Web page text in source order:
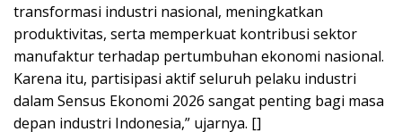
transformasi industri nasional, meningkatkan
produktivitas, serta memperkuat kontribusi sektor
manufaktur terhadap pertumbuhan ekonomi nasional.
Karena itu, partisipasi aktif seluruh pelaku industri
dalam Sensus Ekonomi 2026 sangat penting bagi masa
depan industri Indonesia,” ujarnya. []